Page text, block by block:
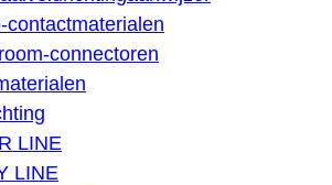
contactmaterialen
connectoren
LINE
LINE